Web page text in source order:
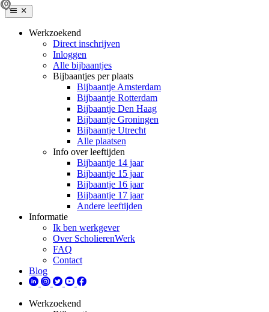
Werkzoekend
Direct inschrijven
Inloggen
Alle bijbaantjes
Bijbaantjes per plaats
Bijbaantje Amsterdam
Bijbaantje Rotterdam
Bijbaantje Den Haag
Bijbaantje Groningen
Bijbaantje Utrecht
Alle plaatsen
Info over leeftijden
Bijbaantje 14 jaar
Bijbaantje 15 jaar
Bijbaantje 16 jaar
Bijbaantje 17 jaar
Andere leeftijden
Informatie
Ik ben werkgever
Over ScholierenWerk
FAQ
Contact
Blog
Werkzoekend